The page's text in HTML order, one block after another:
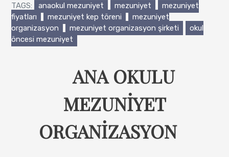
TAGS: anaokul mezuniyet mezuniyet
mezuniyet
fiyatları
mezuniyet kep töreni
mezuniyet
organizasyon
mezuniyet organizasyon şirketi
okul
öncesi mezuniyet
ANA OKULU
MEZUNİYET
ORGANİZASYON